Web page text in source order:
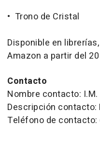
• Trono de Cristal
Disponible en
Amazon a partir del
Contacto
Nombre contacto:
Descripción contacto:
Teléfono de contacto: